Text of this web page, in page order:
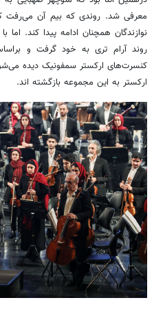
معرفی شد. روندی که بیم آن می‌رفت
نوازندگان همچنان ادامه پیدا کند. اما
روند آرام تری به خود گرفت و
کنسرت‌های ارکستر سمفونیک دیده
ارکستر به این مجموعه بازگشته اند.